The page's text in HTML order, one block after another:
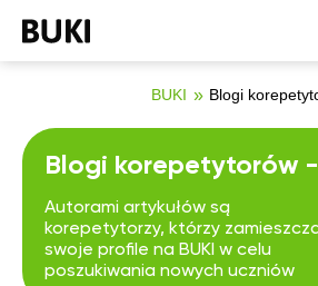
BUKI Blogi
Blogi korepetytorów
Autorami artykułów są
korepetytorzy, którzy
swoje profile na BUKI w celu
poszukiwania nowych uczniów